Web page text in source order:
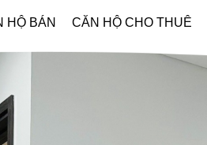
HỘ BÁN CĂN HỘ CHO THUÊ